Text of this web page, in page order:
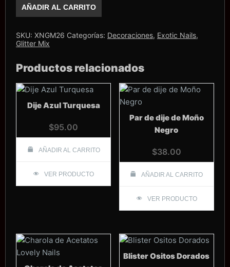
Mix
Exotic
#26
cantidad
AÑADIR AL CARRITO
SKU: XNGM26 Categorías: Decoraciones, Exotic Nails,
Glitter Mix
Productos relacionados
Dije Azul Turquesa
$95.00
AÑADIR AL CARRITO
VER PRODUCTO
Par de dije de Moño
Negro
$38.00
AÑADIR AL CARRITO
VER PRODUCTO
Blister Ositos Dorados